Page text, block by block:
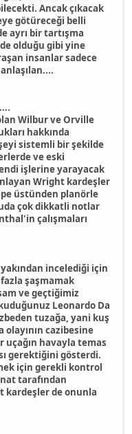
Ancak çıkacak
götüreceği belli
ayrı bir tartışma
olduğu gibi yine
insanlar sadece
Wilbur ve Orville
hakkında
sistemli bir şekilde
ve eski
işlerine yarayacak
Wright kardeşler
üstünden planörle
çok dikkatli notlar
çalışmaları
incelediği için
şaşmamak
ve geçtiğimiz
Leonardo Da
tuzağa, yani kuş
cazibesine
uçağın havayla temas
gerektiğini gösterdi.
için gerekli kontrol
tarafından
kardeşler de onunla